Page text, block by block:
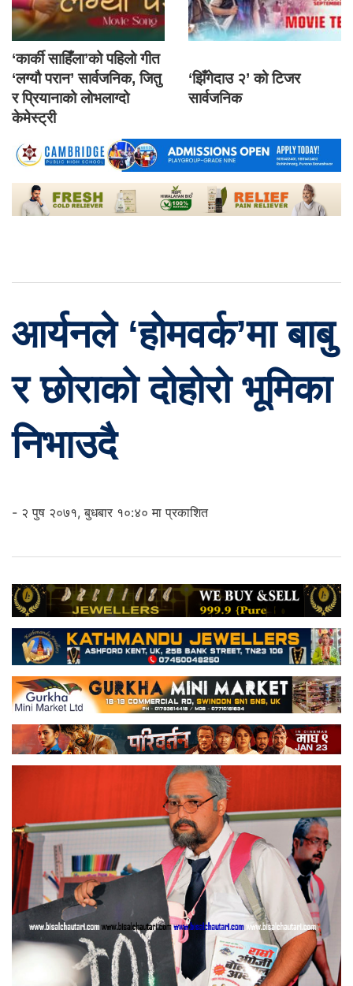
‘कार्की साहिँला’को पहिलो गीत
‘लग्यौ परान’ सार्वजनिक, जितु
र प्रियानाको लोभलाग्दो
केमेस्ट्री
‘झिँगेदाउ २’ को टिजर
सार्वजनिक
आर्यनले ‘होमवर्क’मा बाबु
र छोराको दोहोरो भूमिका
निभाउदै
- २ पुष २०७१, बुधबार १०:४० मा प्रकाशित